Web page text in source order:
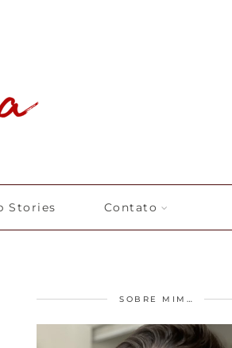
Stories Contato
SOBRE MIM…